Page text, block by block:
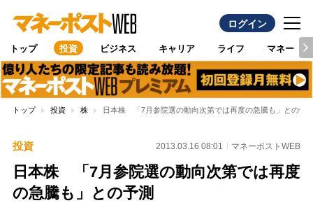
ログイン
トップ 投資 ビジネス キャリア ライフ マネー
トップ 投資 株 日本株 「7月参院選の動向次第では再度の急騰も」との予
投資 2013.03.16 08:01 マネーポストWEB
日本株 「7月参院選の動向次第では再度
の急騰も」との予測